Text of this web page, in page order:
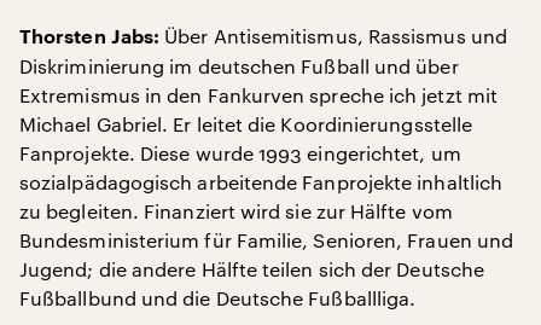
Thorsten Jabs: Über Antisemitismus, Rassismus und
Diskriminierung im deutschen Fußball und über
Extremismus in den Fankurven spreche ich jetzt mit
Michael Gabriel. Er leitet die Koordinierungsstelle
Fanprojekte. Diese wurde 1993 eingerichtet, um
sozialpädagogisch arbeitende Fanprojekte inhaltlich
zu begleiten. Finanziert wird sie zur Hälfte vom
Bundesministerium für Familie, Senioren, Frauen und
Jugend; die andere Hälfte teilen sich der Deutsche
Fußballbund und die Deutsche Fußballliga.